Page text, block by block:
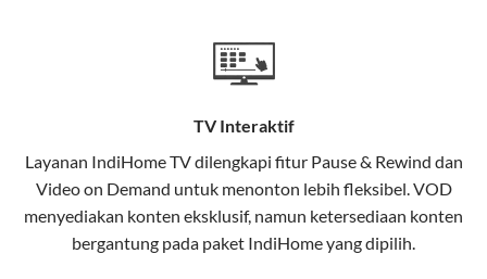
Teknologi di Balik WiFi IndiHome
Wifi IndiHome menggunakan teknologi Fiber To The
menggunakan kabel serat optik hingga ke rumah
pelanggan. Teknologi ini memiliki beberapa
keunggulan:
Kecepatan Tinggi
TV Interaktif
Layanan IndiHome TVdilengkapi fitur Pause & Rewind dan
Video on Demand untuk menonton lebih fleksibel. VOD
menyediakan konten eksklusif, namun ketersediaan konten
bergantung pada paket IndiHome yang dipilih.